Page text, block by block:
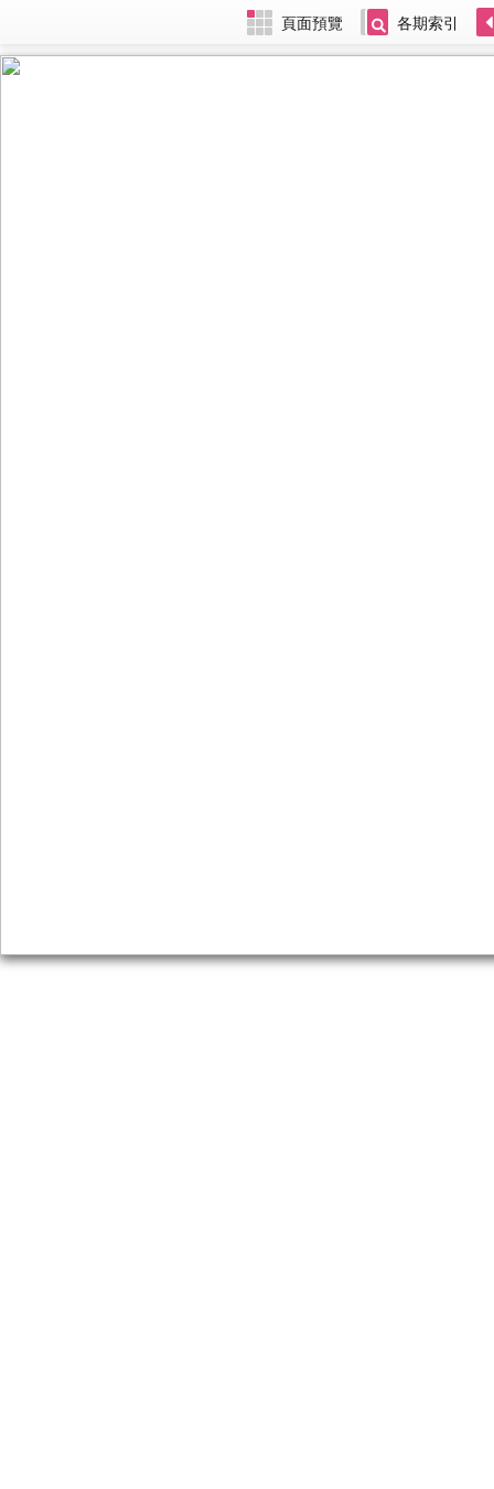
頁面預覽 各期索引